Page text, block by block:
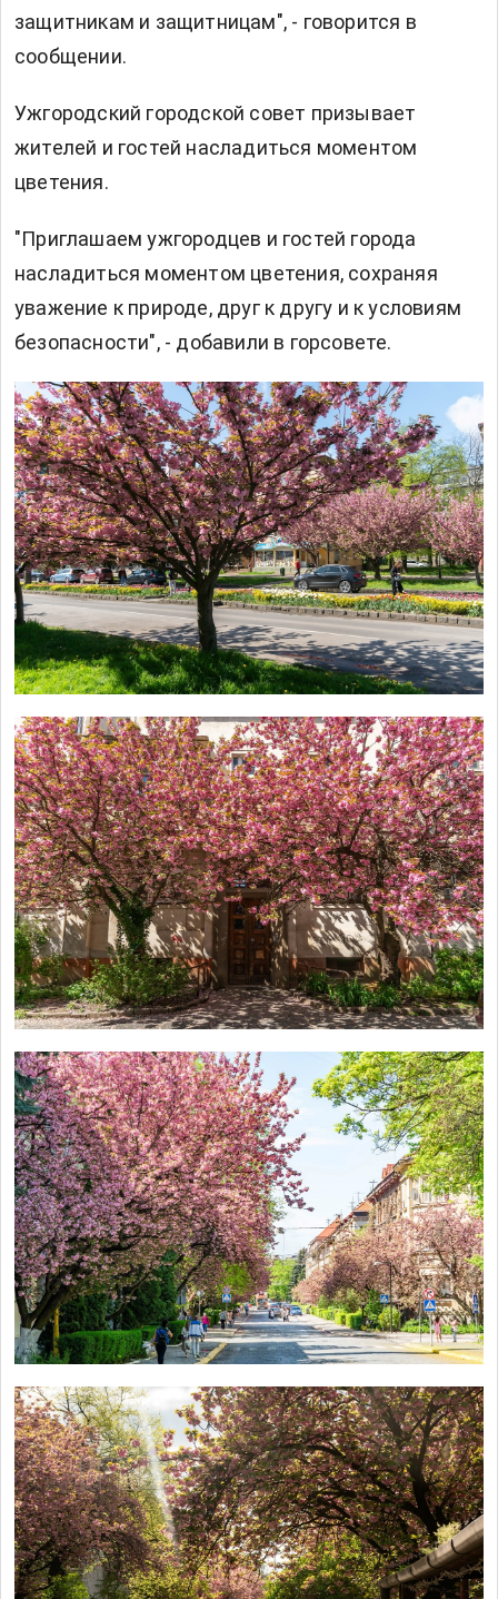
защитникам и защитницам", - говорится в
сообщении.
Ужгородский городской совет призывает
жителей и гостей насладиться моментом
цветения.
"Приглашаем ужгородцев и гостей города
насладиться моментом цветения, сохраняя
уважение к природе, друг к другу и к условиям
безопасности", - добавили в горсовете.